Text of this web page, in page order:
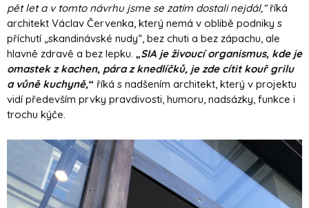
pět let a v tomto návrhu jsme se zatím dostali nejdál,“říká
architekt Václav Červenka, který nemá v oblibě podniky s
příchutí „skandinávské nudy“, bez chuti a bez zápachu, ale
hlavně zdravě a bez lepku. „SIA je živoucí organismus, kde je
omastek z kachen, pára z knedlíčků, je zde cítit kouř grilu
a vůně kuchyně,“ říká s nadšením architekt, který v projektu
vidí především prvky pravdivosti, humoru, nadsázky, funkce i
trochu kýče.